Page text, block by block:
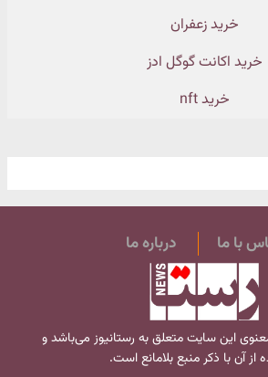
خرید زعفران
خرید اکانت گوگل ادز
خرید nft
با ما درباره ما
این سایت متعلق به رستانیوز می‌باشد و
از آن با ذکر منبع بلامانع است.